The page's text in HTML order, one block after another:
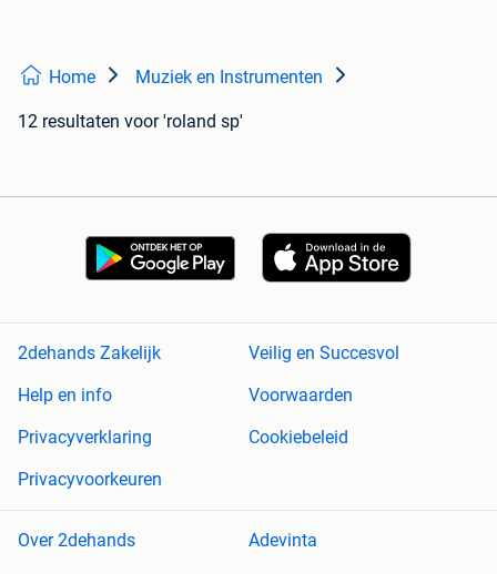
Home Muziek en Instrumenten
12 resultaten voor 'roland sp'
2dehands Zakelijk
Veilig en Succesvol
Help en info
Voorwaarden
Privacyverklaring
Cookiebeleid
Privacyvoorkeuren
Over 2dehands
Adevinta